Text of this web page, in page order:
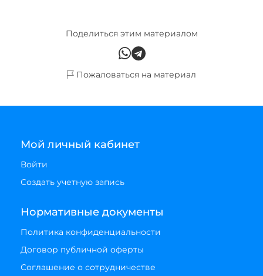
Поделиться этим материалом
Пожаловаться на материал
Мой личный кабинет
Войти
Создать учетную запись
Нормативные документы
Политика конфиденциальности
Договор публичной оферты
Соглашение о сотрудничестве